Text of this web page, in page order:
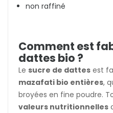
non raffiné
Comment est
dattes bio ?
Le sucre de dattes est
mazafati bio entières,
broyées en fine poudre.
valeurs nutritionnelles